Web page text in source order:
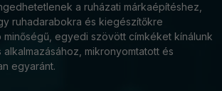
a ruházati márkaépítéshez,
ruhadarabokra és kiegészítőkre
egyedi szövött címkéket kínálunk
mikronyomtatott és
egyaránt.